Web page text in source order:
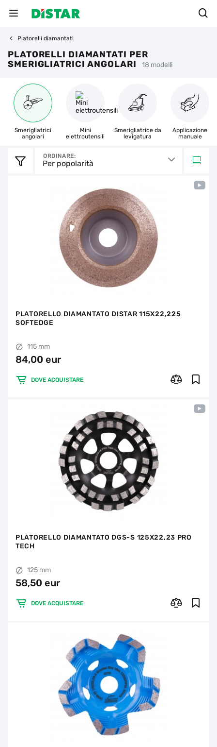
Platorelli diamantati
PLATORELLI DIAMANTATI PER
SMERIGLIATRICI ANGOLARI
18 modelli
Smerigliatrici
angolari
Mini
elettroutensili
Smerigliatrice da
levigatura
Applicazione
manuale
ORDINARE:
Per popolarità
PLATORELLO DIAMANTATO DISTAR 115X22,225
SOFTEDGE
115 mm
84,00 eur
DOVE ACQUISTARE
PLATORELLO DIAMANTATO DGS-S 125X22,23 PRO
TECH
125 mm
58,50 eur
DOVE ACQUISTARE